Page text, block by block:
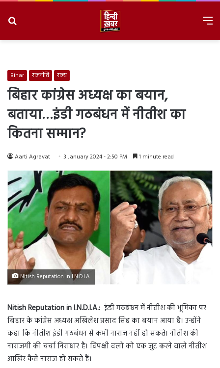
Bihar राजनीति राज्य
बिहार कांग्रेस अध्यक्ष का बयान,
बताया…इंडी गठबंधन में नीतीश का
कितना सम्मान?
Aarti Agravat 3 January 2024 - 2:50 PM 1 minute read
Nitish Reputation in I.N.D.I.A
Nitish Reputation in I.N.D.I.A.: इंडी गठबंधन में नीतीश की भूमिका पर
बिहार के कांग्रेस अध्यक्ष अखिलेश प्रसाद सिंह का बयान आया है। उन्होंने
कहा कि नीतीश इंडी गठबंधन से कभी नाराज नहीं हो सकते। नीतीश की
नाराजगी की चर्चा निराधार है। विपक्षी दलों को एक जुट करने वाले नीतीश
आखिर कैसे नाराज हो सकते हैं।